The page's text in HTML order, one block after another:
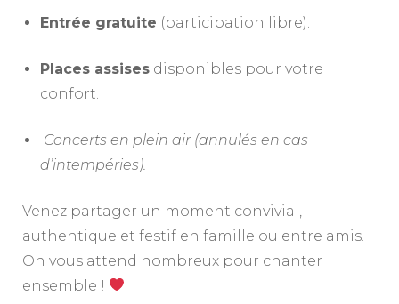
Entrée gratuite (participation libre).
Places assises disponibles pour votre
confort.
Concerts en plein air (annulés en cas
d’intempéries).
Venez partager un moment convivial,
authentique et festif en famille ou entre amis.
On vous attend nombreux pour chanter
ensemble !